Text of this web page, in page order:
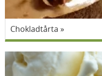
Chokladtårta